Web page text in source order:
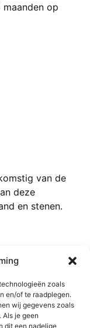
zoals
en/of te raadplegen.
wij gegevens zoals
je geen
dit een nadelige
op
van de
deze
en stenen.
2015